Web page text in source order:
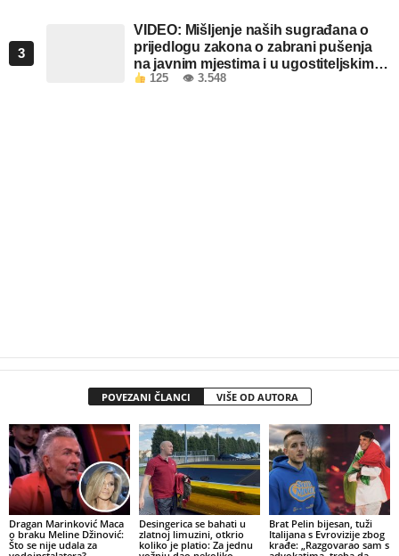
3
VIDEO: Mišljenje naših sugrađana o
prijedlogu zakona o zabrani pušenja
na javnim mjestima i u ugostiteljskim
objektima u FBiH
125 👁 3.548
POVEZANI ČLANCI VIŠE OD AUTORA
Dragan Marinković Maca
o braku Meline Džinović:
Što se nije udala za
Desingerica se bahati u
zlatnoj limuzini, otkrio
koliko je platio: Za jednu
Brat Pelin bijesan, tuži
Italijana s Evrovizije zbog
krađe: „Razgovarao sam s